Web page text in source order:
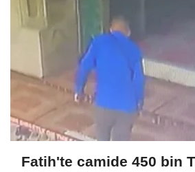
Fatih'te camide 450 bin